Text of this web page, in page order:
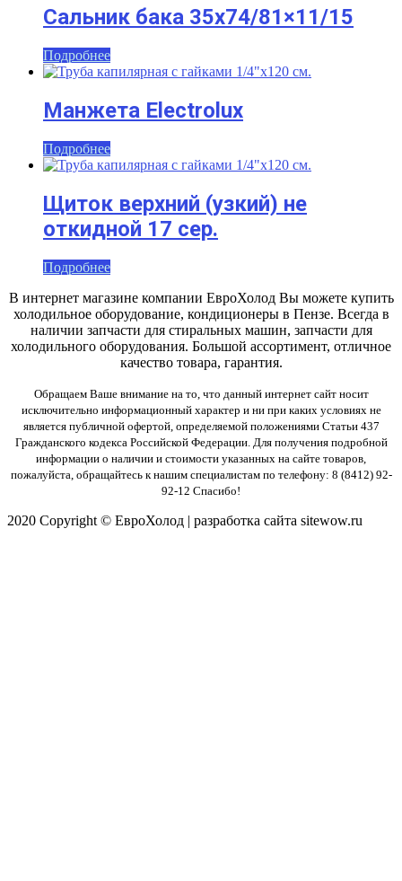
Сальник бака 35х74/81×11/15
Подробнее
Манжета Electrolux
Подробнее
Щиток верхний (узкий) не
откидной 17 сер.
Подробнее
В интернет магазине компании ЕвроХолод Вы можете купить
холодильное оборудование, кондиционеры в Пензе. Всегда в
наличии запчасти для стиральных машин, запчасти для
холодильного оборудования. Большой ассортимент, отличное
качество товара, гарантия.
Обращаем Ваше внимание на то, что данный интернет сайт носит
исключительно информационный характер и ни при каких условиях не
является публичной офертой, определяемой положениями Статьи 437
Гражданского кодекса Российской Федерации. Для получения подробной
информации о наличии и стоимости указанных на сайте товаров,
пожалуйста, обращайтесь к нашим специалистам по телефону: 8 (8412) 92-
92-12 Cпасибо!
2020 Copyright © ЕвроХолод | разработка сайта sitewow.ru